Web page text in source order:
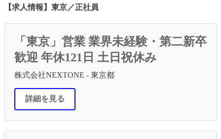
【求人情報】東京／正社員
「東京」営業 業界未経験・第二新卒
歓迎 年休121日 土日祝休み
株式会社NEXTONE - 東京都
詳細を見る